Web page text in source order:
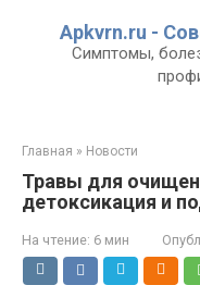
Apkvrn.ru -
Симптомы,
Главная » Новости
Травы для
детоксикация и
На чтение: 6 мин